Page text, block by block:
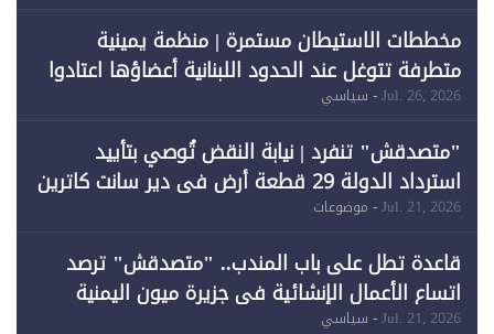
مخططات الاستيطان مستمرة | منظمة يمينية
متطرفة تتوغل عند الحدود اللبنانية أعضاؤها اعتادوا
خرق الحدود
Jul. 26, 2026- سياسي
"متصدقش" تنفرد | نيابة النقض تُوصي بتأييد
استرداد الدولة 29 قطعة أرض في دير سانت كاترين
وقبول طعن الحكومة جزئيًا (1)
Jul. 21, 2026- موضوعات
قاعدة تطل على باب المندب.. "متصدقش" ترصد
اتساع الأعمال الإنشائية في جزيرة ميون اليمنية
Jul. 21, 2026- سياسي